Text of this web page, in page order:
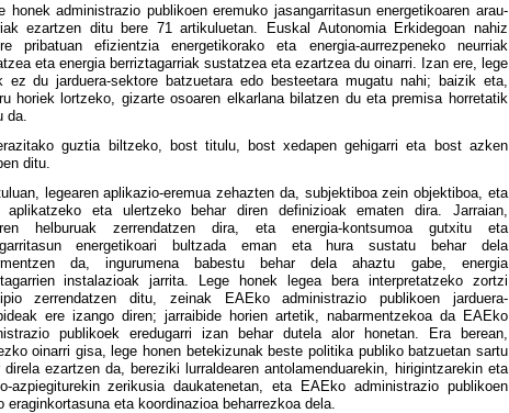
honek administrazio publikoen eremuko jasangarritasun energetikoaren arau-
ezartzen ditu bere 71 artikuluetan. Euskal Autonomia Erkidegoan nahiz
pribatuan efizientzia energetikorako eta energia-aurrezpeneko neurriak
eta energia berriztagarriak sustatzea eta ezartzea du oinarri. Izan ere, lege
ez du jarduera-sektore batzuetara edo besteetara mugatu nahi; baizik eta,
horiek lortzeko, gizarte osoaren elkarlana bilatzen du eta premisa horretatik
da.
guztia biltzeko, bost titulu, bost xedapen gehigarri eta bost azken
ditu.
legearen aplikazio-eremua zehazten da, subjektiboa zein objektiboa, eta
aplikatzeko eta ulertzeko behar diren definizioak ematen dira. Jarraian,
helburuak zerrendatzen dira, eta energia-kontsumoa gutxitu eta
energetikoari bultzada eman eta hura sustatu behar dela
da, ingurumena babestu behar dela ahaztu gabe, energia
instalazioak jarrita. Lege honek legea bera interpretatzeko zortzi
zerrendatzen ditu, zeinak EAEko administrazio publikoen jarduera-
ere izango diren; jarraibide horien artetik, nabarmentzekoa da EAEko
publikoek eredugarri izan behar dutela alor honetan. Era berean,
oinarri gisa, lege honen betekizunak beste politika publiko batzuetan sartu
direla ezartzen da, bereziki lurraldearen antolamenduarekin, hirigintzarekin eta
azpiegiturekin zerikusia daukatenetan, eta EAEko administrazio publikoen
eraginkortasuna eta koordinazioa beharrezkoa dela.